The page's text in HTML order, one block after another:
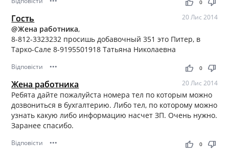
0
Гость 20 Лис 2014
@Жена работника,
8-812-3323232 просишь добавочный 351 это Питер, в
Тарко-Сале 8-9195501918 Татьяна Николаевна
Відповісти ••• thumb_up thumb_down
0
Жена работника 20 Лис 2014
Ребята дайте пожалуйста номера тел по которым можно
дозвониться в бухгалтерию. Либо тел, по которому можно
узнать какую либо информацию насчет ЗП. Очень нужно.
Заранее спасибо.
Відповісти ••• thumb_up thumb_down
0